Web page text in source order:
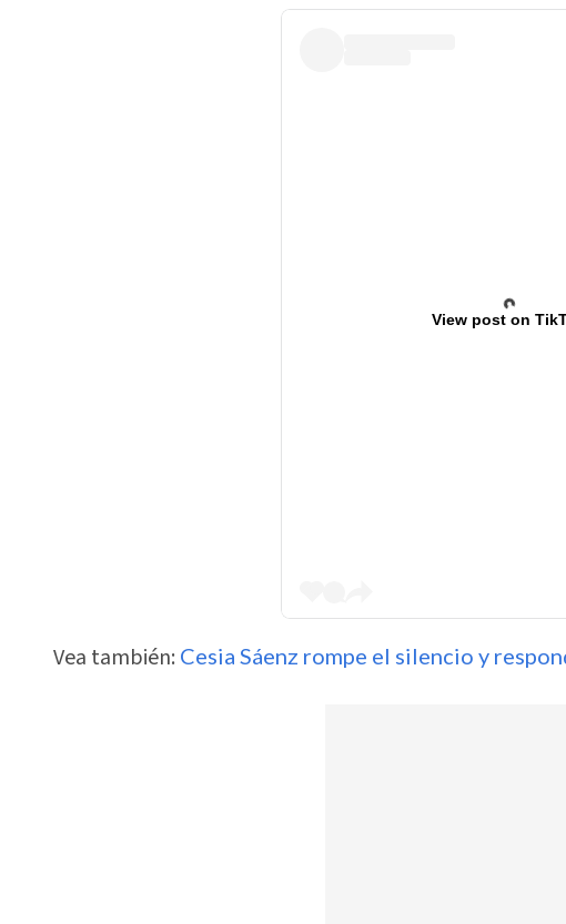
View post on
Vea también: Cesia Sáenz rompe el silencio y